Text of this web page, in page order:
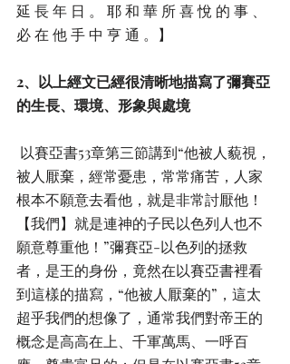
延 長 年 日 。 耶 和 華 所 喜 悅 的 事 、
必 在 他 手 中 亨 通 。】
2、以上經文已經很清晰地描寫了彌賽亞
的生長、環境、形象與處境
被人厭棄，經常憂患，常常痛苦，人家
根本不願意去看他，就是非常討厭他！
【我們】就是連神的子民以色列人也不
願意尊重他！”彌賽亞-以色列的拯救
者，是王的身份，竟然在以賽亞書裡看
到這樣的描寫，“他被人厭棄的”，這太
超乎我們的想像了，通常我們對帝王的
概念是高高在上、千軍萬馬、一呼百